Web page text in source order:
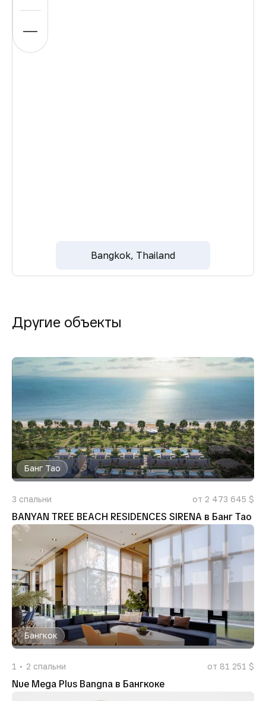
Bangkok, Thailand
Другие объекты
Банг Тао
3 спальни от 2 473 645 $
BANYAN TREE BEACH RESIDENCES SIRENA в Банг Тао
Бангкок
1 2 спальни от 81 251 $
Nue Mega Plus Bangna в Бангкоке